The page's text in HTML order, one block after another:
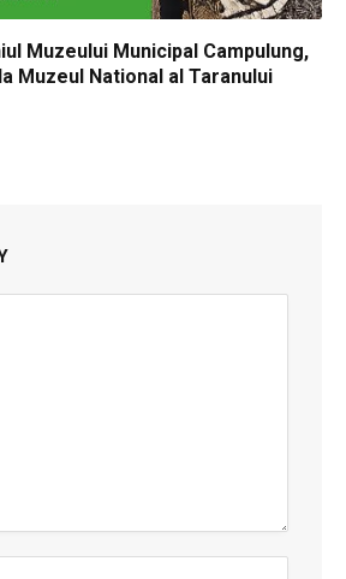
Muzeului Municipal Campulung,
Muzeul National al Taranului